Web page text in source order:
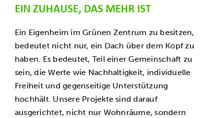
EIN ZUHAUSE, DAS MEHR IST
Ein Eigenheim im Grünen Zentrum zu besitzen,
bedeutet nicht nur, ein Dach über dem Kopf zu
haben. Es bedeutet, Teil einer Gemeinschaft zu
sein, die Werte wie Nachhaltigkeit, individuelle
Freiheit und gegenseitige Unterstützung
hochhält. Unsere Projekte sind darauf
ausgerichtet, nicht nur Wohnräume, sondern